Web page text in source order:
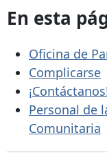
En esta
Oficina de
Complicarse
Personal de
Comunitaria